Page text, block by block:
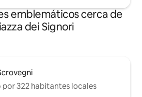
emblemáticos cerca de
dei Signori
por 322 habitantes locales